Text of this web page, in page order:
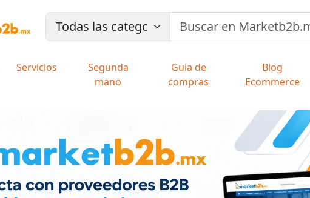
Servicios
Segunda
mano
Guia de
compras
Blog
Ecommerce